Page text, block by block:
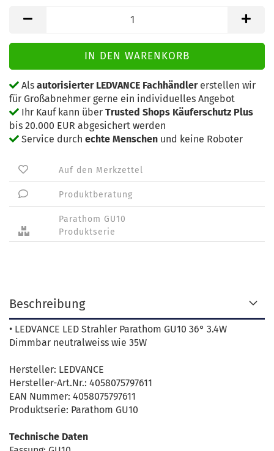
Als autorisierter LEDVANCE Fachhändlererstellen wir
für Großabnehmer gerne ein individuelles Angebot
Ihr Kauf kann über Trusted Shops Käuferschutz Plus
bis 20.000 EUR abgesichert werden
Service durch echte Menschen und keine Roboter
Auf den Merkzettel
Produktberatung
Parathom GU10
Produktserie
Beschreibung
• LEDVANCE LED Strahler Parathom GU10 36° 3.4W
Dimmbar neutralweiss wie 35W
Hersteller: LEDVANCE
Hersteller-Art.Nr.: 4058075797611
EAN Nummer: 4058075797611
Produktserie: Parathom GU10
Technische Daten